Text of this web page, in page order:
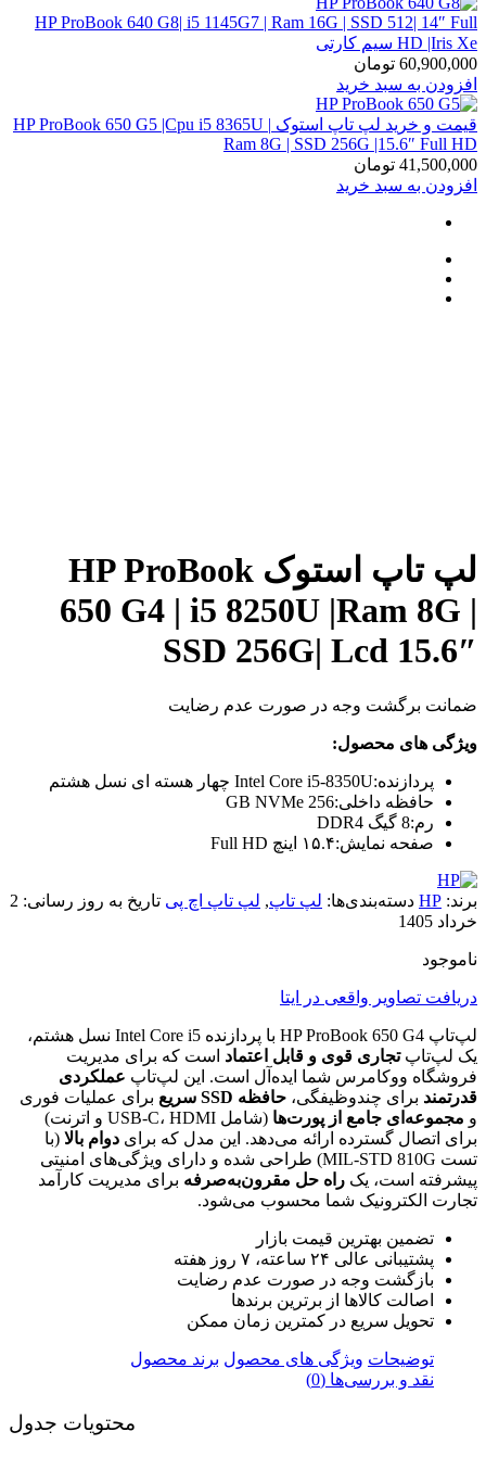
HP ProBook 640 G8| i5 1145G7 | Ram 16G | SSD 512| 14″ Full
HD |Iris Xe سیم کارتی
60,900,000 تومان
افزودن به سبد خرید
قیمت و خرید لپ تاپ استوک HP ProBook 650 G5 |Cpu i5 8365U |
Ram 8G | SSD 256G |15.6″ Full HD
41,500,000 تومان
افزودن به سبد خرید
لپ تاپ استوک HP ProBook
650 G4 | i5 8250U |Ram 8G |
SSD 256G| Lcd 15.6″
ضمانت برگشت وجه در صورت عدم رضایت
ویژگی های محصول:
پردازنده:Intel Core i5-8350U چهار هسته ای نسل هشتم
حافظه داخلی:256 GB NVMe
رم:8 گیگ DDR4
صفحه نمایش:۱۵.۴ اینچ Full HD
برند: HP دسته‌بندی‌ها: لپ تاپ, لپ تاپ اچ پی تاریخ به روز رسانی: 2
خرداد 1405
ناموجود
دریافت تصاویر واقعی در ایتا
لپ‌تاپ HP ProBook 650 G4 با پردازنده Intel Core i5 نسل هشتم،
یک لپ‌تاپتجاری قوی و قابل اعتماد است که برای مدیریت
فروشگاه ووکامرس شما ایده‌آل است. این لپ‌تاپ عملکردی
قدرتمند برای چندوظیفگی، حافظه SSD سریع
برای عملیات فوری
و مجموعه‌ای جامع از پورت‌ها
(شامل USB-C، HDMI و اترنت)
برای اتصال گسترده ارائه می‌دهد. این مدل که برای دوام بالا (با
تست MIL-STD 810G) طراحی شده و دارای ویژگی‌های امنیتی
پیشرفته است، یک راه حل مقرون‌به‌صرفه برای مدیریت کارآمد
تجارت الکترونیک شما محسوب می‌شود.
تضمین بهترین قیمت بازار
پشتیبانی عالی ۲۴ ساعته، ۷ روز هفته
بازگشت وجه در صورت عدم رضایت
اصالت کالاها از برترین برندها
تحویل سریع در کمترین زمان ممکن
توضیحات ویژگی های محصول برند محصول
نقد و بررسی‌ها (0)
محتویات جدول